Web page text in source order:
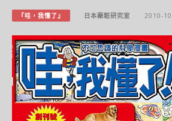
『哇，我懂了』 日本藥粧研究室 2010-